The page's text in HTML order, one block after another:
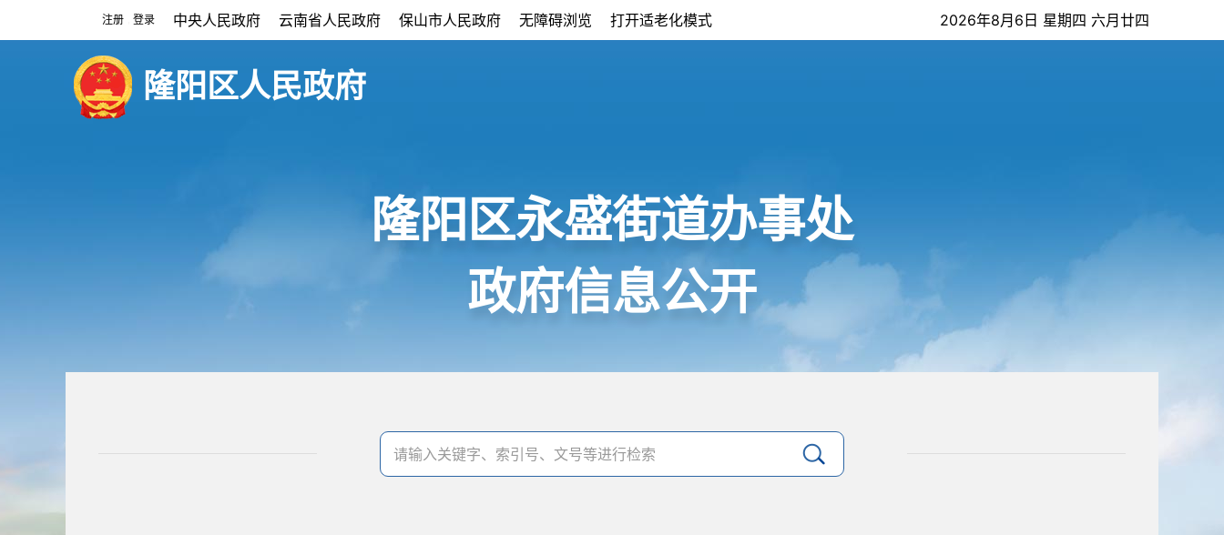
注册 登录 中央人民政府 云南省人民政府 保山市人民政府 无障碍浏览 打开适老化模式 2026年8月6日 星期四 六月廿四
隆阳区人民政府
隆阳区永盛街道办事处
政府信息公开